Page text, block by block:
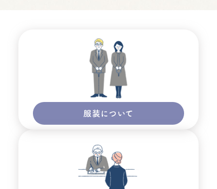
服装について